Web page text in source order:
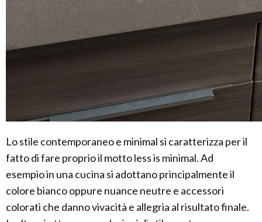
Lo stile contemporaneo e minimal si caratterizza per il
fatto di fare proprio il motto less is minimal. Ad
esempio in una cucina si adottano principalmente il
colore bianco oppure nuance neutre e accessori
colorati che danno vivacità e allegria al risultato finale.